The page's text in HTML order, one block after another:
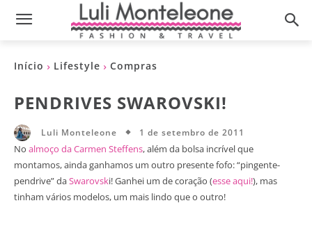
Início Lifestyle Compras
PENDRIVES SWAROVSKI!
Luli Monteleone 1 de setembro de 2011
No almoço da Carmen Steffens, além da bolsa incrível que
montamos, ainda ganhamos um outro presente fofo: “pingente-
pendrive” daSwarovski! Ganhei um de coração (esse aqui!), mas
tinham vários modelos, um mais lindo que o outro!